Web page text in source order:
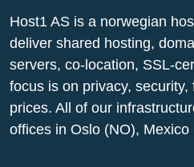
Host1 AS is a norwegian
deliver shared hosting,
servers, co-location, SSL-
focus is on privacy,
prices. All of our
offices in Oslo (NO),